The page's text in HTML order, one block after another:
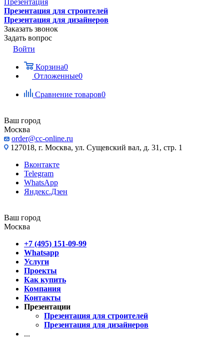
Презентация
Презентация для строителей
Презентация для дизайнеров
Заказать звонок
Задать вопрос
Войти
Корзина0
Отложенные0
Сравнение товаров0
Ваш город
Москва
order@cc-online.ru
127018, г. Москва, ул. Сущевский вал, д. 31, стр. 1
Вконтакте
Telegram
WhatsApp
Яндекс.Дзен
Ваш город
Москва
+7 (495) 151-09-99
Whatsapp
Услуги
Проекты
Как купить
Компания
Контакты
Презентации
Презентация для строителей
Презентация для дизайнеров
...